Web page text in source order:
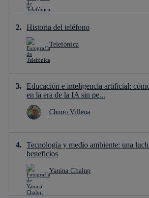
Historia del teléfono
Telefónica
Educación e inteligencia artificial:
en la era de la IA sin pe...
Chimo Villena
Tecnología y medio ambiente: una
beneficios
Yanina Chalup